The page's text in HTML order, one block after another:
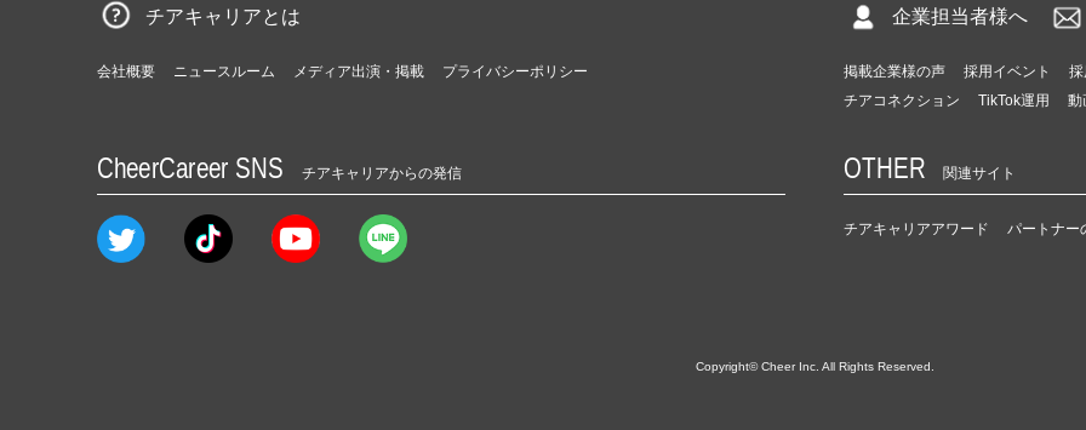
チアキャリアとは
会社概要 ニュースルーム メディア出演・掲載 プライバシーポリシー
企業担当者様へ
掲載企業様の声 採用イベント
チアコネクション
TikTok運用 動
CheerCareer SNS チアキャリアからの発信 OTHER 関連サイト
チアキャリアアワード パートナー
Copyright© Cheer Inc. All Rights Reserved.